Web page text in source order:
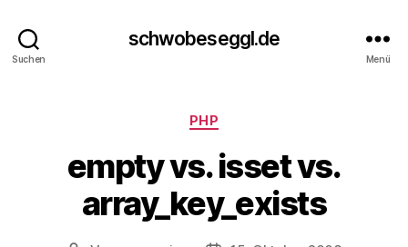
Suchen
schwobeseggl.de
Menü
Kategorien
PHP
empty vs. isset vs.
array_key_exists